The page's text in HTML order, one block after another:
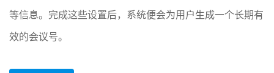
等信息。完成这些设置后，系统便会为用户生成一个长期有
效的会议号。